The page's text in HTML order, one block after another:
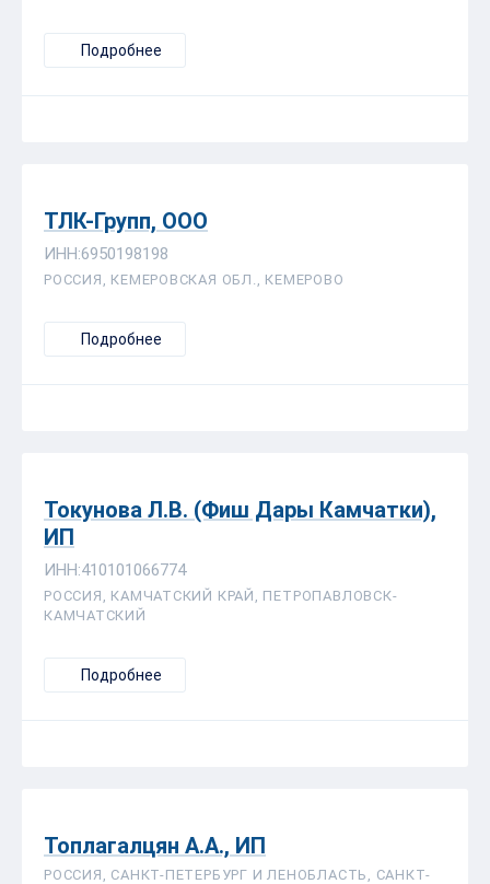
Подробнее
ТЛК-Групп, ООО
ИНН:6950198198
РОССИЯ, КЕМЕРОВСКАЯ ОБЛ., КЕМЕРОВО
Подробнее
Токунова Л.В. (Фиш Дары Камчатки),
ИП
ИНН:410101066774
РОССИЯ, КАМЧАТСКИЙ КРАЙ, ПЕТРОПАВЛОВСК-
КАМЧАТСКИЙ
Подробнее
Топлагалцян А.А., ИП
РОССИЯ, САНКТ-ПЕТЕРБУРГ И ЛЕНОБЛАСТЬ, САНКТ-